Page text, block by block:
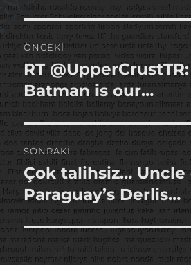
Yazı
gezinmesi
ÖNCEKI
Önceki
yazı:
RT
Batman is our…
SONRAKI
Sonraki
yazı:
Çok talihsiz… Uncle
Paraguay’s Derlis…